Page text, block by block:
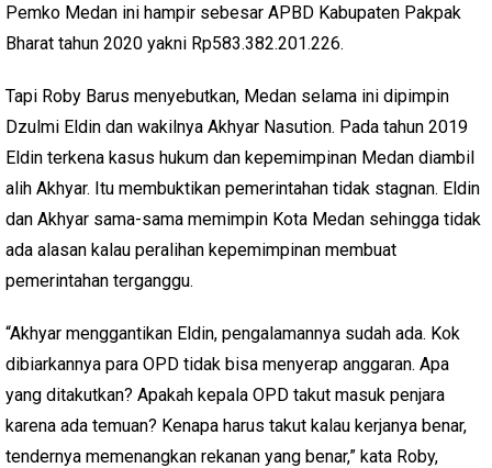
Pemko Medan ini hampir sebesar APBD Kabupaten Pakpak
Bharat tahun 2020 yakni Rp583.382.201.226.
Tapi Roby Barus menyebutkan, Medan selama ini dipimpin
Dzulmi Eldin dan wakilnya Akhyar Nasution. Pada tahun 2019
Eldin terkena kasus hukum dan kepemimpinan Medan diambil
alih Akhyar. Itu membuktikan pemerintahan tidak stagnan. Eldin
dan Akhyar sama-sama memimpin Kota Medan sehingga tidak
ada alasan kalau peralihan kepemimpinan membuat
pemerintahan terganggu.
“Akhyar menggantikan Eldin, pengalamannya sudah ada. Kok
dibiarkannya para OPD tidak bisa menyerap anggaran. Apa
yang ditakutkan? Apakah kepala OPD takut masuk penjara
karena ada temuan? Kenapa harus takut kalau kerjanya benar,
tendernya memenangkan rekanan yang benar,” kata Roby,